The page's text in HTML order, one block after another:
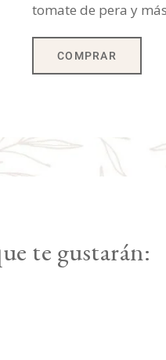
tomate de pera y
COMPRAR
te gustarán: